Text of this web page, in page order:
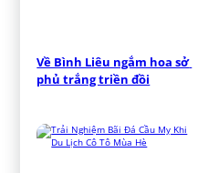
Về Bình Liêu ngắm hoa sở
phủ trắng triền đồi